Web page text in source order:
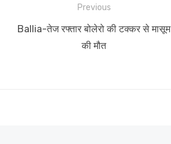
navigation
Previous
Previous
Ballia-तेज रफ्तार बोलेरो की टक्कर से मासूम
की मौत